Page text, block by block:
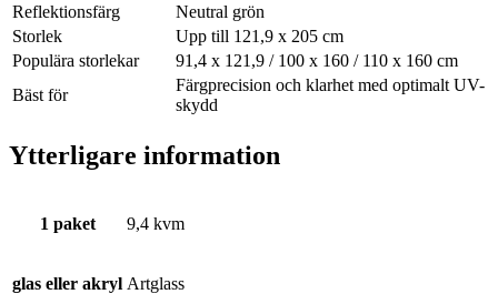
Reflektionsfärg
Neutral grön
Storlek
Upp till 121,9 x 205 cm
Populära storlekar
91,4 x 121,9 / 100 x 160 / 110 x 160 cm
Bäst för
Färgprecision och klarhet med optimalt UV-
skydd
Ytterligare information
1 paket 9,4 kvm
glas eller akryl Artglass